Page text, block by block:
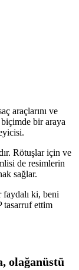
araçlarını ve
bir araya
Rötuşlar için ve
de resimlerin
sağlar.
ki, beni
tasarruf ettim
olağanüstü